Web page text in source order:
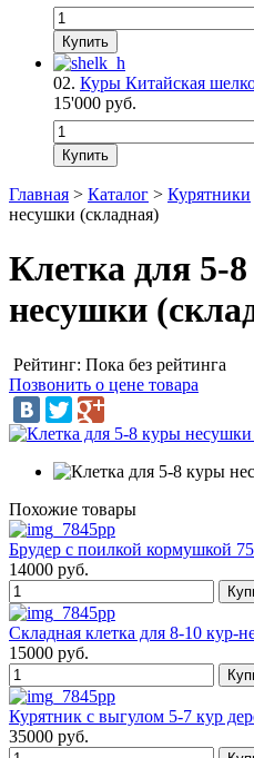
02. Куры Китайская
15'000 руб.
Главная > Каталог > Курятники
несушки (складная)
Клетка для 5-
несушки
Рейтинг: Пока без рейтинга
Позвонить о цене товара
Похожие товары
Брудер с поилкой кормушкой
14000 руб.
Складная клетка для 8-10 кур-
15000 руб.
Курятник с выгулом 5-7 кур
35000 руб.